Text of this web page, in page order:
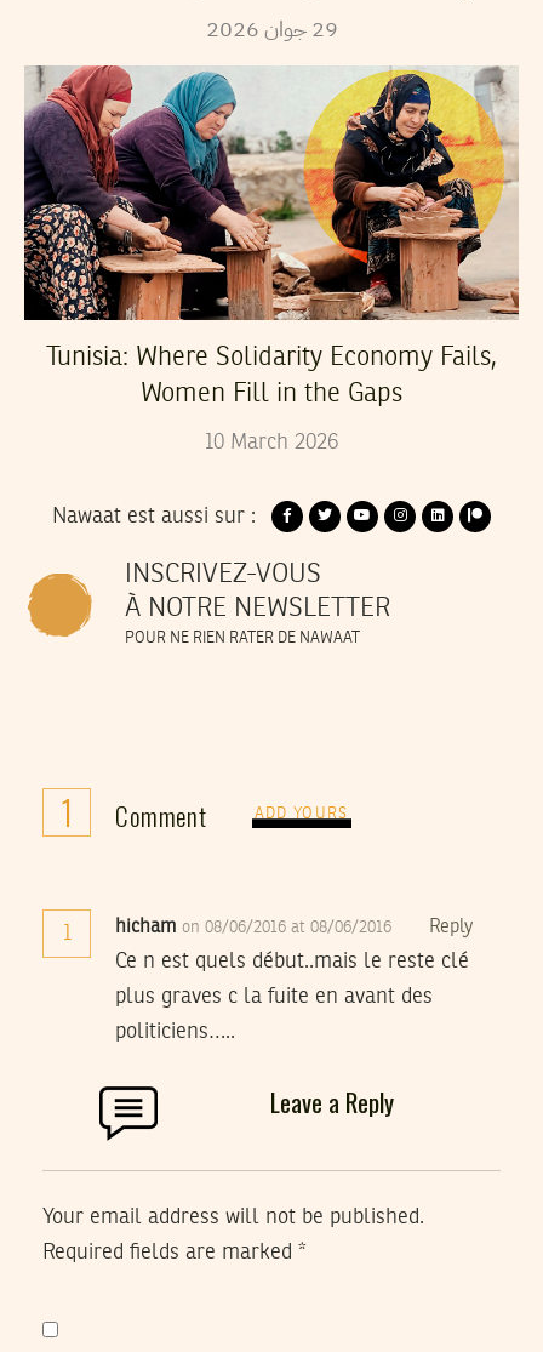
29 جوان2026
Tunisia: Where Solidarity Economy Fails,
Women Fill in the Gaps
10 March 2026
Nawaat est aussi sur :
INSCRIVEZ-VOUS
À NOTRE NEWSLETTER
POUR NE RIEN RATER DE NAWAAT
1 Comment ADD YOURS
1 hicham on 08/06/2016 at 08/06/2016 Reply
Ce n est quels début..mais le reste clé
plus graves c la fuite en avant des
politiciens…..
Leave a Reply
Your email address will not be published.
Required fields are marked *